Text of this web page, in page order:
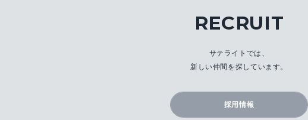
RECRUIT
サテライトでは、
新しい仲間を探しています。
採用情報